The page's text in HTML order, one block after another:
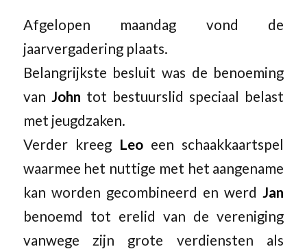
Afgelopen maandag vond de
jaarvergadering plaats.
Belangrijkste besluit was de benoeming
van John tot bestuurslid speciaal belast
met jeugdzaken.
Verder kreeg Leo een schaakkaartspel
waarmee het nuttige met het aangename
kan worden gecombineerd en werdJan
benoemd tot erelid van de vereniging
vanwege zijn grote verdiensten als